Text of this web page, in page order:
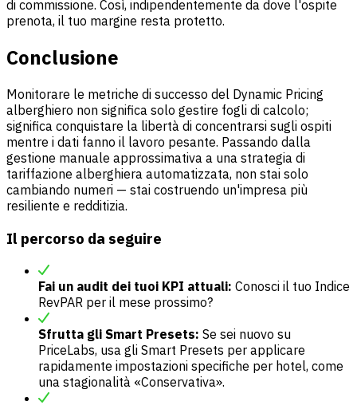
di commissione. Così, indipendentemente da dove l'ospite
prenota, il tuo margine resta protetto.
Conclusione
Monitorare le metriche di successo del Dynamic Pricing
alberghiero non significa solo gestire fogli di calcolo;
significa conquistare la libertà di concentrarsi sugli ospiti
mentre i dati fanno il lavoro pesante. Passando dalla
gestione manuale approssimativa a una strategia di
tariffazione alberghiera automatizzata, non stai solo
cambiando numeri — stai costruendo un'impresa più
resiliente e redditizia.
Il percorso da seguire
Fai un audit dei tuoi KPI attuali: Conosci il tuo Indice
RevPAR per il mese prossimo?
Sfrutta gli Smart Presets: Se sei nuovo su
PriceLabs, usa gli Smart Presets per applicare
rapidamente impostazioni specifiche per hotel, come
una stagionalità «Conservativa».